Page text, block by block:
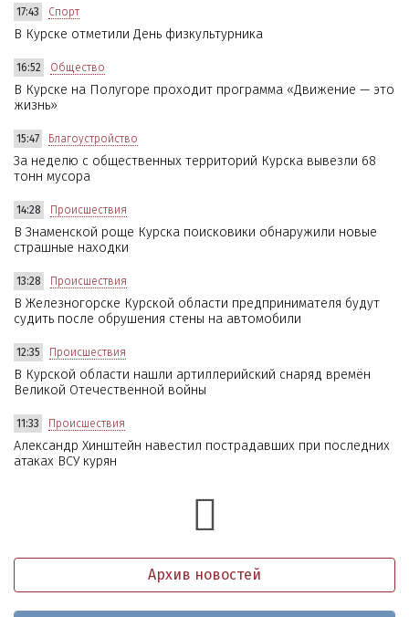
17:43 Спорт
В Курске отметили День физкультурника
16:52 Общество
В Курске на Полугоре проходит программа «Движение — это
жизнь»
15:47 Благоустройство
За неделю с общественных территорий Курска вывезли 68
тонн мусора
14:28 Происшествия
В Знаменской роще Курска поисковики обнаружили новые
страшные находки
13:28 Происшествия
В Железногорске Курской области предпринимателя будут
судить после обрушения стены на автомобили
12:35 Происшествия
В Курской области нашли артиллерийский снаряд времён
Великой Отечественной войны
11:33 Происшествия
Александр Хинштейн навестил пострадавших при последних
атаках ВСУ курян
Архив новостей